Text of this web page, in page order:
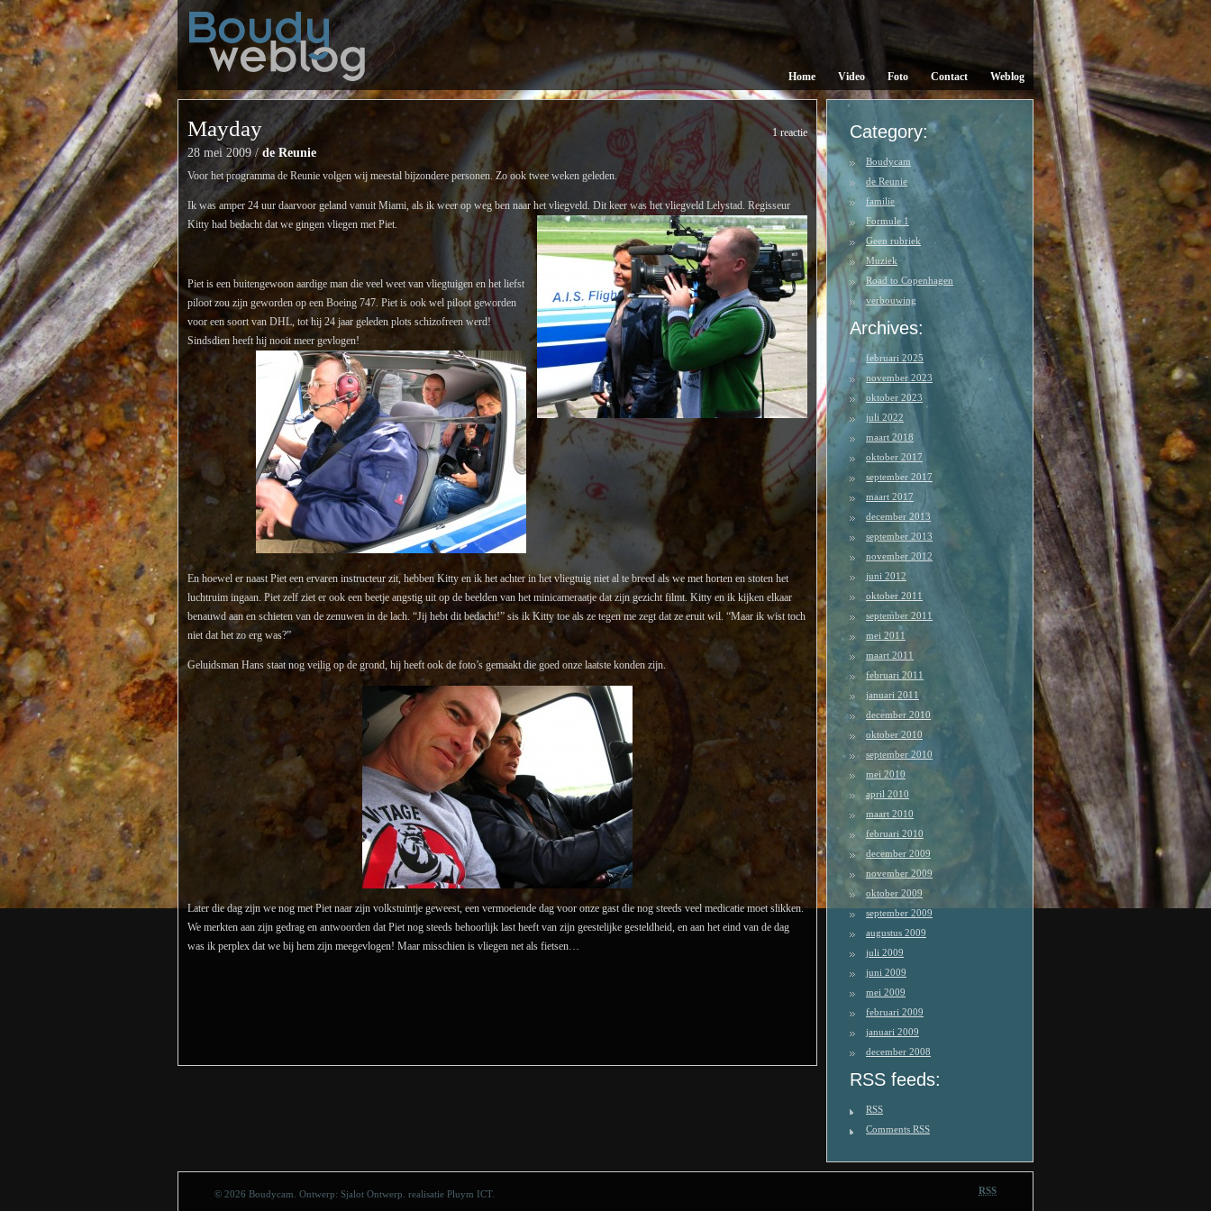
Home Video Foto Contact Weblog
Mayday 1 reactie
28 mei 2009 /de Reunie
Voor het programma de Reunie volgen wij meestal bijzondere personen. Zo ook twee weken geleden.
Ik was amper 24 uur daarvoor geland vanuit Miami, als ik weer op weg ben naar het vliegveld. Dit keer was het vliegveld Lelystad. Regisseur
Kitty had bedacht dat we gingen vliegen met Piet.
Piet is een buitengewoon aardige man die veel weet van vliegtuigen en het liefst
piloot zou zijn geworden op een Boeing 747. Piet is ook wel piloot geworden
voor een soort van DHL, tot hij 24 jaar geleden plots schizofreen werd!
Sindsdien heeft hij nooit meer gevlogen!
En hoewel er naast Piet een ervaren instructeur zit, hebben Kitty en ik het achter in het vliegtuig niet al te breed als we met horten en stoten het
luchtruim ingaan. Piet zelf ziet er ook een beetje angstig uit op de beelden van het minicameraatje dat zijn gezicht filmt. Kitty en ik kijken elkaar
benauwd aan en schieten van de zenuwen in de lach. “Jij hebt dit bedacht!” sis ik Kitty toe als ze tegen me zegt dat ze eruit wil. “Maar ik wist toch
niet dat het zo erg was?”
Geluidsman Hans staat nog veilig op de grond, hij heeft ook de foto’s gemaakt die goed onze laatste konden zijn.
Later die dag zijn we nog met Piet naar zijn volkstuintje geweest, een vermoeiende dag voor onze gast die nog steeds veel medicatie moet slikken.
We merkten aan zijn gedrag en antwoorden dat Piet nog steeds behoorlijk last heeft van zijn geestelijke gesteldheid, en aan het eind van de dag
was ik perplex dat we bij hem zijn meegevlogen! Maar misschien is vliegen net als fietsen…
Category:
Boudycam
de Reunie
familie
Formule 1
Geen rubriek
Muziek
Road to Copenhagen
verbouwing
Archives:
februari 2025
november 2023
oktober 2023
juli 2022
maart 2018
oktober 2017
september 2017
maart 2017
december 2013
september 2013
november 2012
juni 2012
oktober 2011
september 2011
mei 2011
maart 2011
februari 2011
januari 2011
december 2010
oktober 2010
september 2010
mei 2010
april 2010
maart 2010
februari 2010
december 2009
november 2009
oktober 2009
september 2009
augustus 2009
juli 2009
juni 2009
mei 2009
februari 2009
januari 2009
december 2008
RSS feeds:
RSS
Comments RSS
© 2026 Boudycam. Ontwerp: Sjalot Ontwerp . realisatie Pluym ICT. RSS